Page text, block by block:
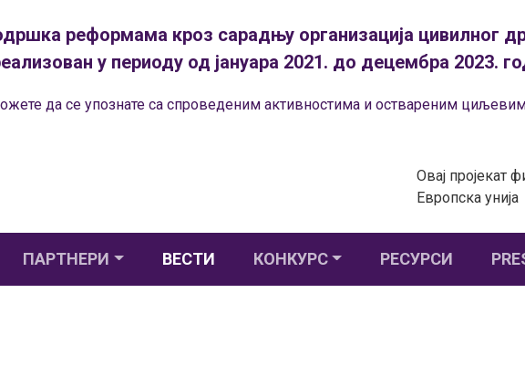
реформама кроз сарадњу организација цивилног
у периоду од јануара 2021. до децембра 2023.
да се упознате са спроведеним активностима и оствареним
Овај пројекат
Европска унија
ПАРТНЕРИ ВЕСТИ КОНКУРС РЕСУРСИ